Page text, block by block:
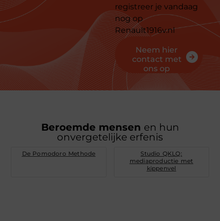
registreer je vandaag
nog op
Renault1916v.nl
Neem hier
contact met
ons op
Beroemde mensen en hun
onvergetelijke erfenis
De Pomodoro Methode
Studio QKLQ:
mediaproductie met
kippenvel